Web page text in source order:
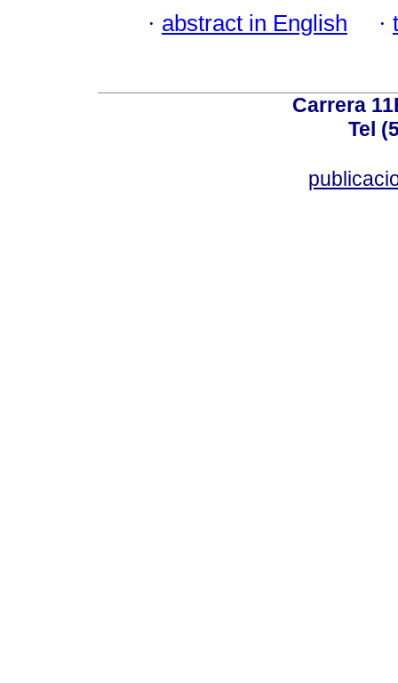
· abstract in English ·
Carrera
Tel